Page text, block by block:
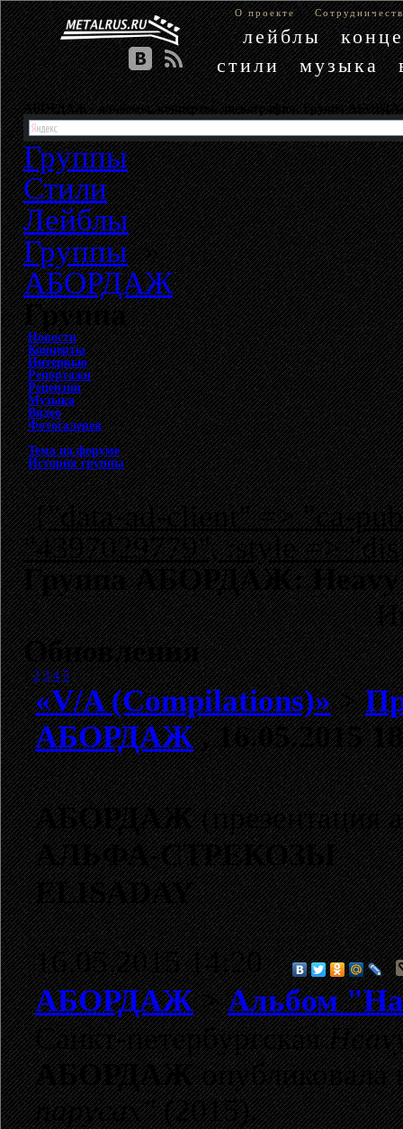
О проекте
лейблы
стили
музыка
АБОРДАЖ - альбомы, концерты, дискография. Группа
Группы
Стили
Лейблы
Группы»
АБОРДАЖ
Группа
Новости
Концерты
Интервью
Репортажи
Рецензии
Музыка
Видео
Фотогалерея
Тема на форуме
История группы
{"data-ad-client" => "ca-
"4397029779", :style =>
Группа АБОРДАЖ: Heavy
Обновления
1 2 3 4 5
«V/A (Compilations)»>
АБОРДАЖ, 16.05.2015
АБОРДАЖ(презентация
АЛЬФА-СТРЕКОЗЫ
ELISADAY
16.05.2015 14:20
АБОРДАЖ>Альбом "На
Санкт-петербургская
АБОРДАЖопубликовала
парусах"(2015).